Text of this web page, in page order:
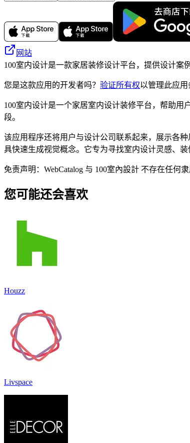
网站
100室内设计是一款家居装修设计平台，提供设计案
您是这款应用的开发者吗？ 验证所有权以管理此应用
100室内设计是一个家居室内设计装修平台，帮助
段。
该应用程序还将用户与设计公司联系起来，展示各
具快速生成视觉概念。它专为寻找室内设计灵感、
免责声明：WebCatalog 与 100室內設計 不存在任
您可能还会喜欢
Houzz
Livspace